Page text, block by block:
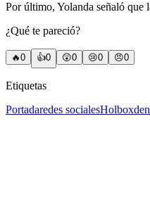
Por último, Yolanda señaló que
¿Qué te pareció?
🔥0 👍0 😲0 😢0 😠0
Etiquetas
Portadaredes socialesHolbox